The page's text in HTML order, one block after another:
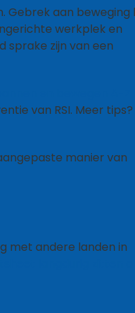
Gebrek aan beweging
werkplek en
sprake zijn van een
van RSI. Meer tips?
manier van
met andere landen in